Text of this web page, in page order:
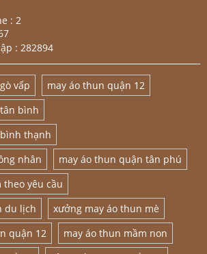
: 2
: 282894
vấp
may áo thun quận 12
bình
thạnh
nhân
may áo thun quận tân phú
theo yêu cầu
du lịch
xưởng may áo thun mè
quận 12
may áo thun mầm non